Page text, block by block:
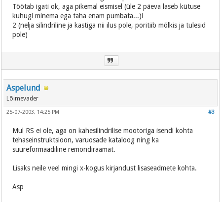
Töötab igati ok, aga pikemal eismisel (üle 2 päeva laseb kütuse
kuhugi minema ega taha enam pumbata...)i
2 (nelja silindriline ja kastiga nii ilus pole, poritiib mõlkis ja tulesid
pole)
Aspelund
Lõimevader
#3
25-07-2003, 14:25 PM
Mul RS ei ole, aga on kahesilindrilise mootoriga isendi kohta
tehaseinstruktsioon, varuosade kataloog ning ka
suureformaadiline remondiraamat.
Lisaks neile veel mingi x-kogus kirjandust lisaseadmete kohta.
Asp